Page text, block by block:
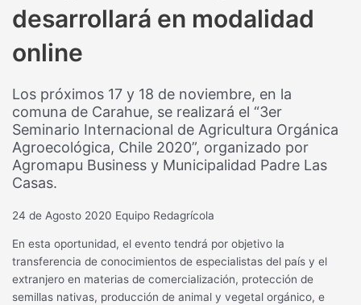
desarrollará en modalidad
online
Los próximos 17 y 18 de noviembre, en la
comuna de Carahue, se realizará el “3er
Seminario Internacional de Agricultura Orgánica
Agroecológica, Chile 2020”, organizado por
Agromapu Business y Municipalidad Padre Las
Casas.
24 de Agosto 2020 Equipo Redagrícola
En esta oportunidad, el evento tendrá por objetivo la
transferencia de conocimientos de especialistas del país y el
extranjero en materias de comercialización, protección de
semillas nativas, producción de animal y vegetal orgánico, e